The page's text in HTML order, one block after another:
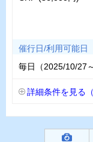
催行日/利用可能日
毎日（2025/10/27
詳細条件を見る